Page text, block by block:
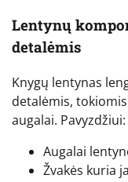
Lentynų
detalėmis
Knygų lentynas
detalėmis,
augalai. Pavyzdžiui:
Augalai
Žvakės kuria